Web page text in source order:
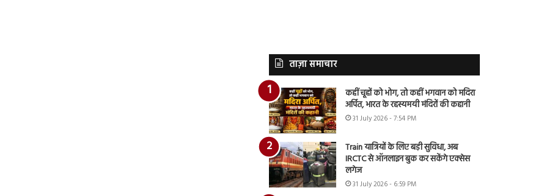
ताज़ा समाचार
कहीं चूहों को भोग, तो कहीं भगवान को मदिरा
अर्पित, भारत के रहस्यमयी मंदिरों की कहानी
31 July 2026 - 7:54 PM
Train यात्रियों के लिए बड़ी सुविधा, अब
IRCTC से ऑनलाइन बुक कर सकेंगे एक्सेस
लगेज
31 July 2026 - 6:59 PM